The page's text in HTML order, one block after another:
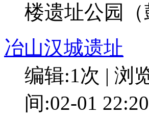
楼遗址公园
冶山汉城遗址
编辑:1次 | 浏
间:02-01 22:20